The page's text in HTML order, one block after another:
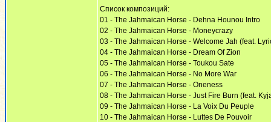
Список композиций:
01 - The Jahmaican Horse - Dehna Hounou Intro
02 - The Jahmaican Horse - Moneycrazy
03 - The Jahmaican Horse - Welcome Jah (feat.
04 - The Jahmaican Horse - Dream Of Zion
05 - The Jahmaican Horse - Toukou Sate
06 - The Jahmaican Horse - No More War
07 - The Jahmaican Horse - Oneness
08 - The Jahmaican Horse - Just Fire Burn (feat.
09 - The Jahmaican Horse - La Voix Du Peuple
10 - The Jahmaican Horse - Luttes De Pouvoir